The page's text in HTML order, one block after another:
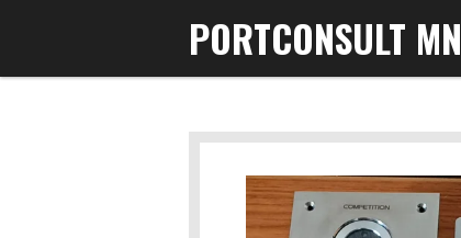
hovedinnhold
PORTCONSULT MN